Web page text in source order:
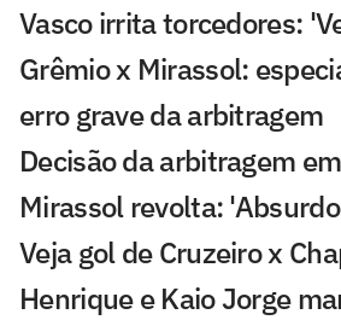
Vasco irrita torcedores:
Grêmio x Mirassol:
erro grave da arbitragem
Decisão da arbitragem
Mirassol revolta:
Veja gol de Cruzeiro x
Henrique e Kaio Jorge